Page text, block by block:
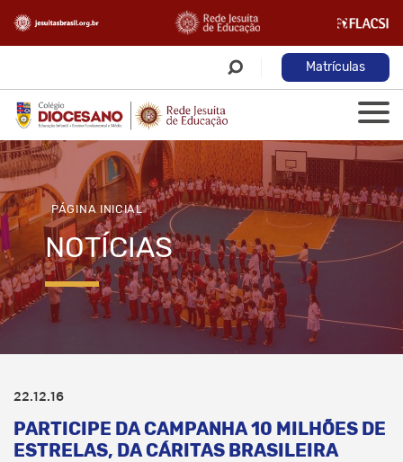
Matrículas
PÁGINA INICIAL
NOTÍCIAS
22.12.16
PARTICIPE DA CAMPANHA 10 MILHÕES DE
ESTRELAS, DA CÁRITAS BRASILEIRA